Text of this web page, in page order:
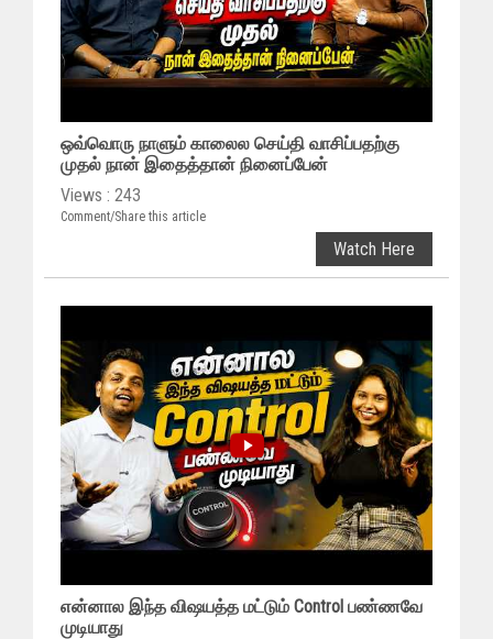
ஒவ்வொரு நாளும் காலைல செய்தி வாசிப்பதற்கு
முதல் நான் இதைத்தான் நினைப்பேன்
Views : 243
Comment/Share this article
Watch Here
என்னால இந்த விஷயத்த மட்டும் Control பண்ணவே
முடியாது